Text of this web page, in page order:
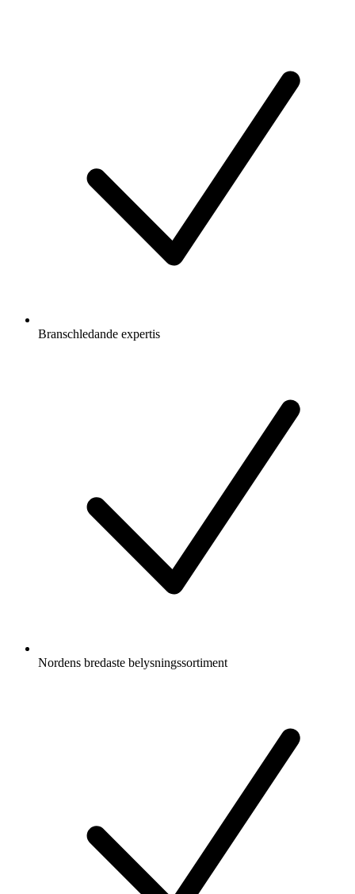
Branschledande expertis
Nordens bredaste belysningssortiment